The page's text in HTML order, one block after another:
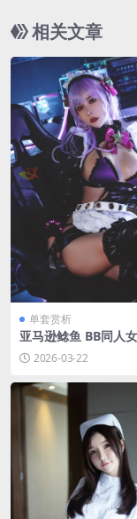
相关文章
单套赏析
亚马逊鲶鱼 BB同人
158.2M]
2026-03-22